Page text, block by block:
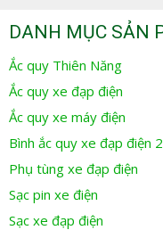
DANH MỤC SẢN
Ắc quy Thiên Năng
Ắc quy xe đạp điện
Ắc quy xe máy điện
Bình ắc quy xe đạp điện
Phụ tùng xe đạp điện
Sạc pin xe điện
Sạc xe đạp điện